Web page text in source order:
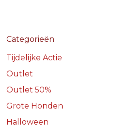
Categorieën
Tijdelijke Actie
Outlet
Outlet 50%
Grote Honden
Halloween